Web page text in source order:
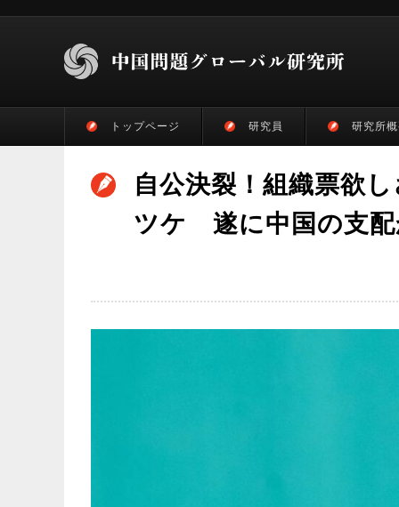
トップページ 研究員 研究所
自公決裂！組織票欲
ツケ 遂に中国の支配